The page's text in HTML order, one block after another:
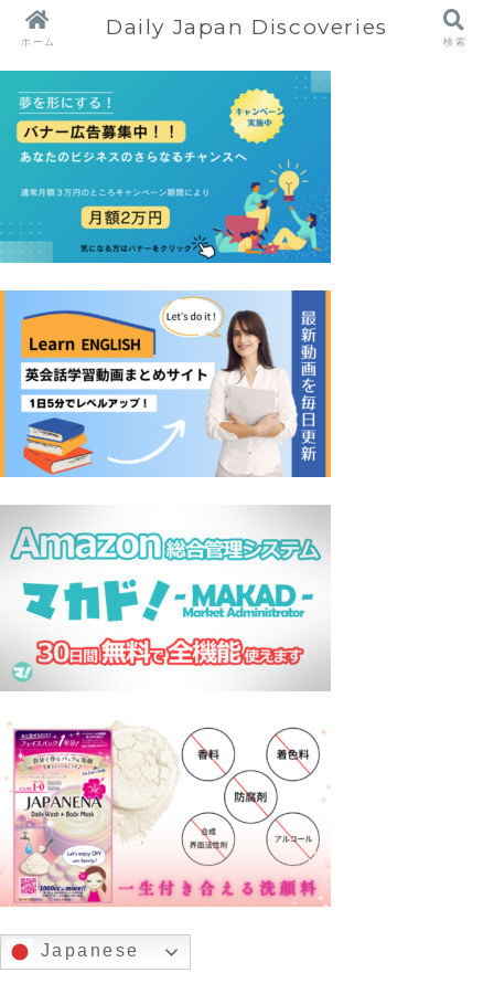
Japanese
ホーム
Daily Japan Discoveries
検索